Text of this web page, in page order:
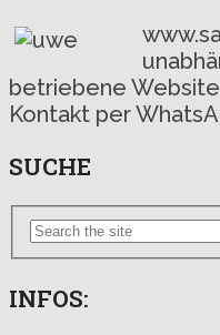
betriebene
Kontakt per
SUCHE
INFOS: